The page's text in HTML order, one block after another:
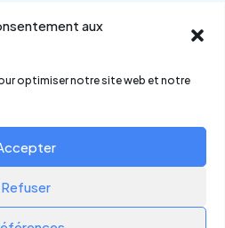
aux
optimiser notre site web et notre
Refuser
English